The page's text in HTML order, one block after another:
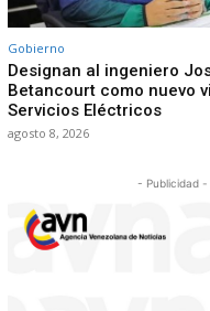
Gobierno
Designan al ingeniero
Betancourt como nuevo
Servicios Eléctricos
agosto 8, 2026
- Publicidad -